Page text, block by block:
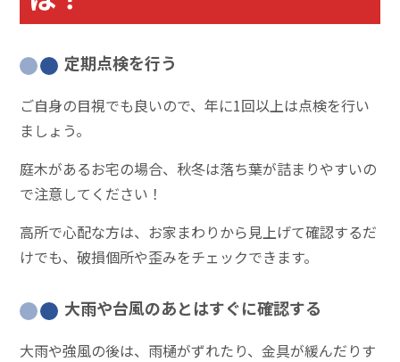
定期点検を行う
ご自身の目視でも良いので、年に1回以上は点検を行い
ましょう。
庭木があるお宅の場合、秋冬は落ち葉が詰まりやすいの
で注意してください！
高所で心配な方は、お家まわりから見上げて確認するだ
けでも、破損個所や歪みをチェックできます。
大雨や台風のあとはすぐに確認する
大雨や強風の後は、雨樋がずれたり、金具が緩んだりす